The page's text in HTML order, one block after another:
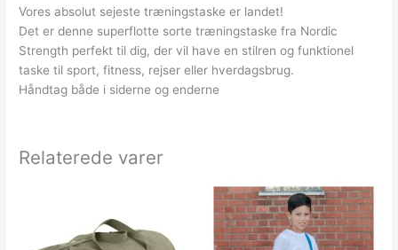
Vores absolut sejeste træningstaske er landet!
Det er denne superflotte sorte træningstaske fra Nordic
Strength perfekt til dig, der vil have en stilren og funktionel
taske til sport, fitness, rejser eller hverdagsbrug.
Håndtag både i siderne og enderne
Relaterede varer